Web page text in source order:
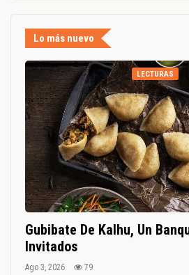
Lo más nuevo
LECTURAS
Gubibate De Kalhu, Un
Invitados
Ago 3, 2026 79